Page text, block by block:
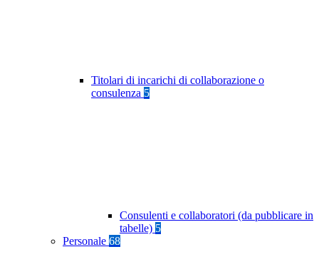
Titolari di incarichi di collaborazione o
consulenza 5
Consulenti e collaboratori (da pubblicare in
tabelle) 5
Personale 68